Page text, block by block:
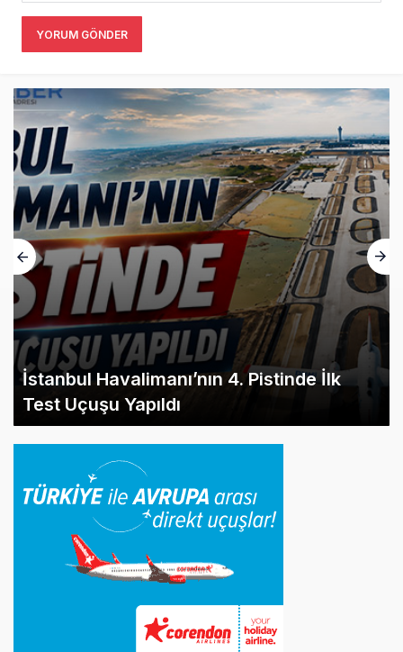
YORUM GÖNDER
İstanbul Havalimanı’nın 4. Pistinde İlk
Test Uçuşu Yapıldı